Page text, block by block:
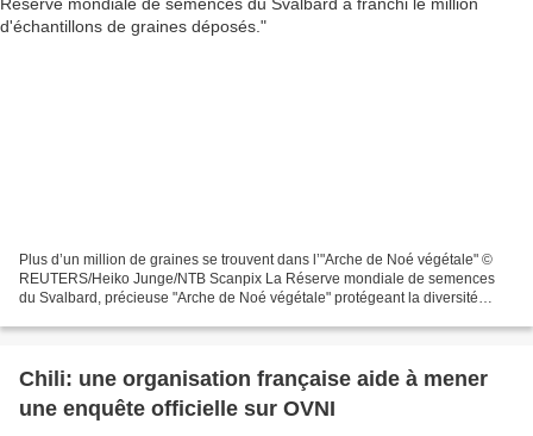
Plus d’un million de graines se trouvent dans l’"Arche de Noé végétale" ©
REUTERS/Heiko Junge/NTB Scanpix La Réserve mondiale de semences
du Svalbard, précieuse "Arche de Noé végétale" protégeant la diversité
Chili: une organisation française aide à mener
une enquête officielle sur OVNI